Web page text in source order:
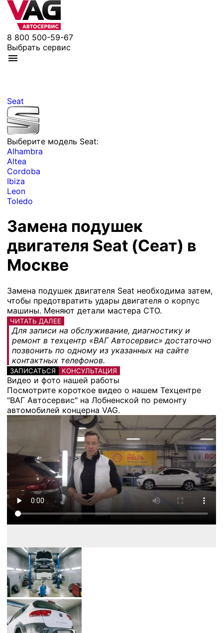
8 800 500-59-67
Выбрать сервис
Seat
Выберите модель Seat:
Alhambra
Altea
Cordoba
Ibiza
Leon
Toledo
Замена подушек
двигателя Seat (Сеат) в
Москве
Замена подушек двигателя Seat необходима затем,
чтобы предотвратить удары двигателя о корпус
машины. Меняют детали мастера СТО.
ЧИТАТЬ ДАЛЕЕ
Для записи на обслуживание, диагностику и
ремонт в техцентр «ВАГ Автосервис» достаточно
позвонить по одному из указанных на сайте
контактных телефонов.
ЗАПИСАТЬСЯ КОНСУЛЬТАЦИЯ
Видео и фото нашей работы
Посмотрите короткое видео о нашем Техцентре
"ВАГ Автосервис" на Лобненской по ремонту
автомобилей концерна VAG.